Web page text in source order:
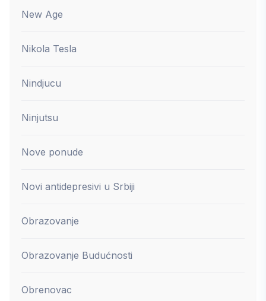
New Age
Nikola Tesla
Nindjucu
Ninjutsu
Nove ponude
Novi antidepresivi u Srbiji
Obrazovanje
Obrazovanje Budućnosti
Obrenovac